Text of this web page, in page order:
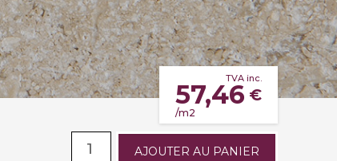
57,46 €
TVA inc.
/m2
AJOUTER AU PANIER